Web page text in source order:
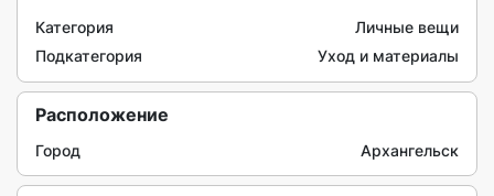
Категория
Личные вещи
Подкатегория
Уход и материалы
Расположение
Город Архангельск